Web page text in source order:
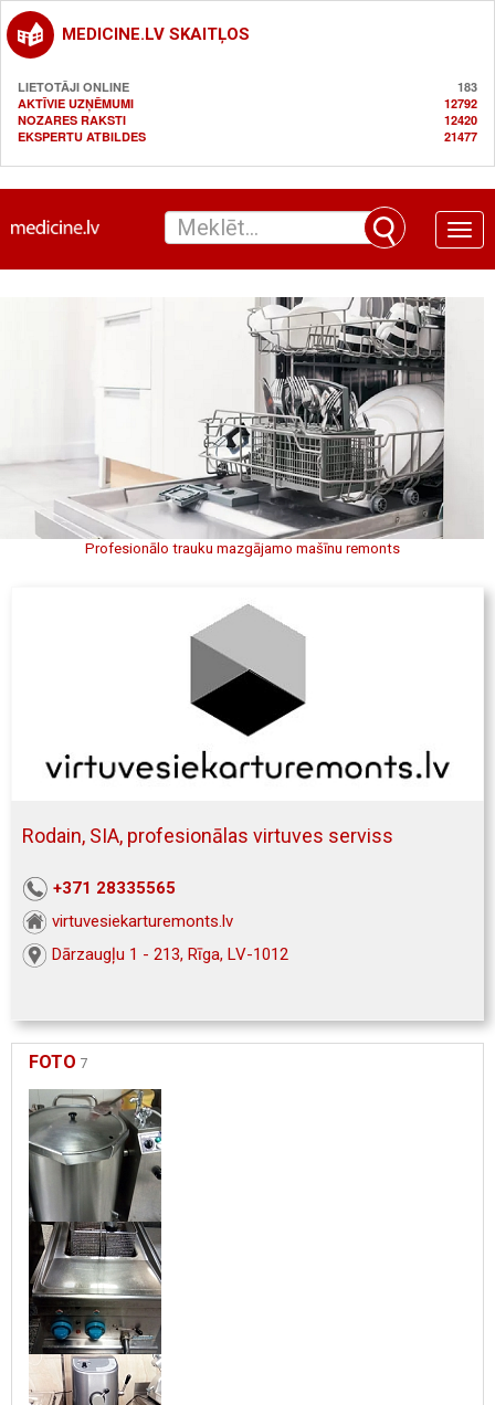
MEDICINE.LV SKAITĻOS
LIETOTĀJI ONLINE
183
AKTĪVIE UZŅĒMUMI
12792
NOZARES RAKSTI
12420
EKSPERTU ATBILDES
21477
Toggle
Profesionālo trauku mazgājamo mašīnu remonts
Rodain, SIA, profesionālas virtuves serviss
+371 28335565
virtuvesiekarturemonts.lv
Dārzaugļu 1 - 213, Rīga, LV-1012
FOTO 7